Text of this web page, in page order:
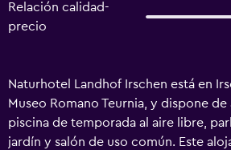
Relación calidad-
precio
Naturhotel Landhof Irschen está en
Museo Romano Teurnia, y dispone
piscina de temporada al aire libre,
jardín y salón de uso común. Este